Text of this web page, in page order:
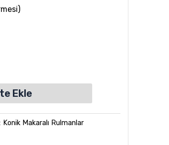
Ekle
Konik Makaralı Rulmanlar